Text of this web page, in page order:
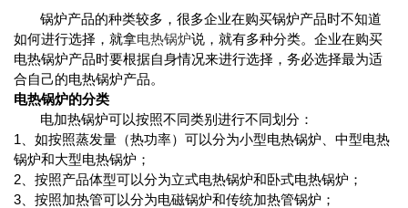
锅炉产品的种类较多，很多企业在购买锅炉产品时不知道
如何进行选择，就拿电热锅炉说，就有多种分类。企业在购买
电热锅炉产品时要根据自身情况来进行选择，务必选择最为适
合自己的电热锅炉产品。
电热锅炉的分类
电加热锅炉可以按照不同类别进行不同划分：
1、如按照蒸发量（热功率）可以分为小型电热锅炉、中型电热
锅炉和大型电热锅炉；
2、按照产品体型可以分为立式电热锅炉和卧式电热锅炉；
3、按照加热管可以分为电磁锅炉和传统加热管锅炉；